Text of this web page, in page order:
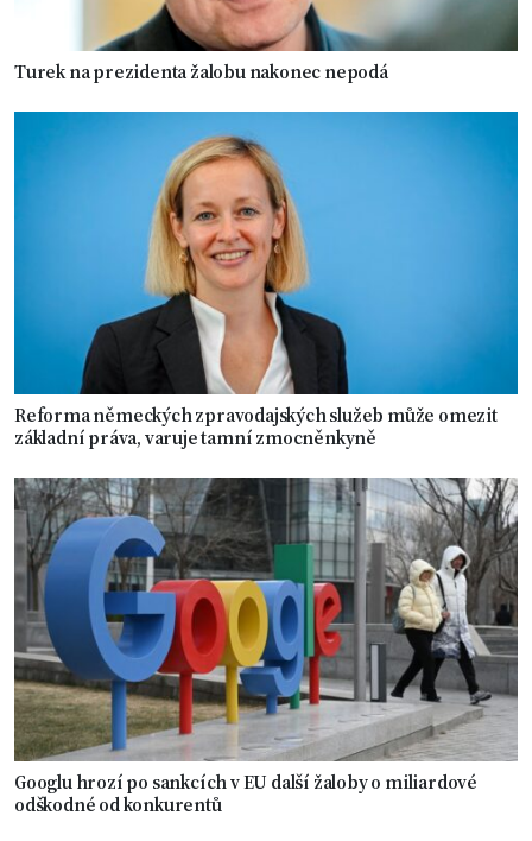
Turek na prezidenta žalobu nakonec nepodá
Reforma německých zpravodajských služeb může omezit
základní práva, varuje tamní zmocněnkyně
Googlu hrozí po sankcích v EU další žaloby o miliardové
odškodné od konkurentů